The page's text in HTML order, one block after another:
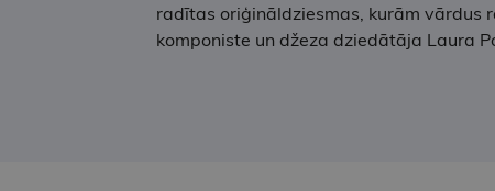
radītas oriģināldziesmas, kurām vārdus
komponiste un džeza dziedātāja Laura